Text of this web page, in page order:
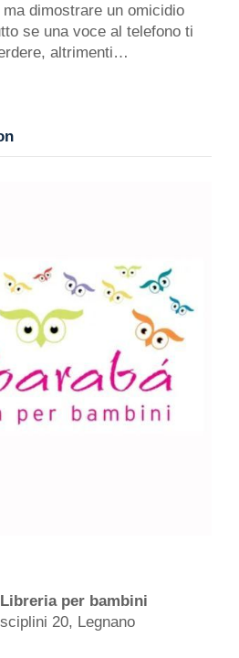
dimostrare un omicidio
se una voce al telefono ti
altrimenti…
per bambini
20, Legnano